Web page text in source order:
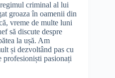
criminal al lui
groaza în oamenii din
vreme de multe luni
să discute despre
la ușă. Am
și dezvoltând pas cu
profesioniști pasionați